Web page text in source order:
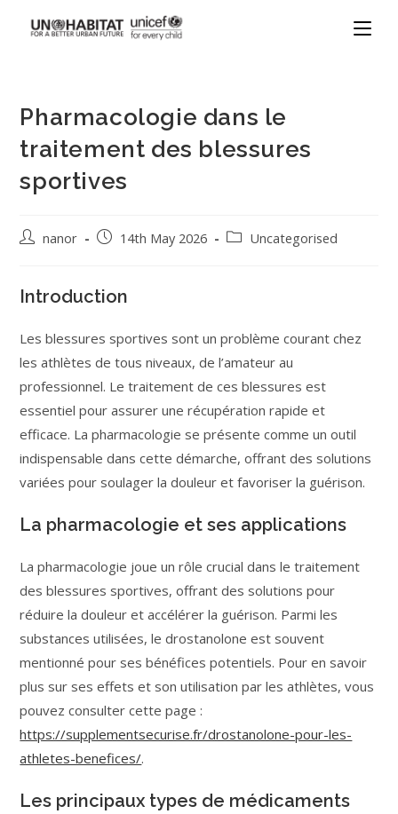
Pharmacologie dans le
traitement des blessures
sportives
nanor 14th May 2026 Uncategorised
Introduction
Les blessures sportives sont un problème courant chez
les athlètes de tous niveaux, de l’amateur au
professionnel. Le traitement de ces blessures est
essentiel pour assurer une récupération rapide et
efficace. La pharmacologie se présente comme un outil
indispensable dans cette démarche, offrant des solutions
variées pour soulager la douleur et favoriser la guérison.
La pharmacologie et ses applications
La pharmacologie joue un rôle crucial dans le traitement
des blessures sportives, offrant des solutions pour
réduire la douleur et accélérer la guérison. Parmi les
substances utilisées, le drostanolone est souvent
mentionné pour ses bénéfices potentiels. Pour en savoir
plus sur ses effets et son utilisation par les athlètes, vous
pouvez consulter cette page :
https://supplementsecurise.fr/drostanolone-pour-les-
athletes-benefices/.
Les principaux types de médicaments